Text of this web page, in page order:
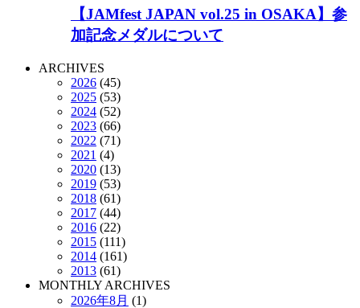
【JAMfest JAPAN vol.25 in OSAKA】参
加記念メダルについて
ARCHIVES
2026 (45)
2025 (53)
2024 (52)
2023 (66)
2022 (71)
2021 (4)
2020 (13)
2019 (53)
2018 (61)
2017 (44)
2016 (22)
2015 (111)
2014 (161)
2013 (61)
MONTHLY ARCHIVES
2026年8月 (1)